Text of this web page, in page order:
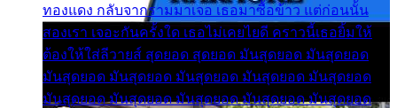
ทองแดง กลับจากรามมาเจอ เธอมาซื้อข้าว แต่ก่อนนั้น
สองเรา เจอะกันครั้งใด เธอไม่เคยไยดี คราวนี้เธอยิ้มให้
ต้องให้ใส่ลีวายส์ สุดยอด สุดยอด มันสุดยอด มันสุดยอด
มันสุดยอด มันสุดยอด มันสุดยอด มันสุดยอด มันสุดยอด
มันสุดยอด มันสุดยอด มันสุดยอด มันสุดยอด มันสุดยอด